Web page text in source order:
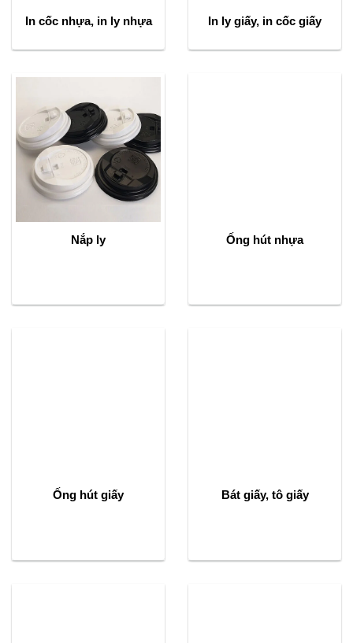
In cốc nhựa, in ly nhựa In ly giấy, in cốc giấy
Nắp ly Ống hút nhựa
Ống hút giấy Bát giấy, tô giấy